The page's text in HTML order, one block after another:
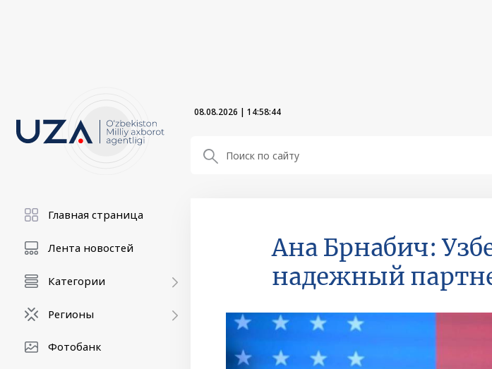
08.08.2026 | 14:58:46
Главная страница
Лента новостей
Категории
Регионы
Фотобанк
Ана Брнабич:
надежный